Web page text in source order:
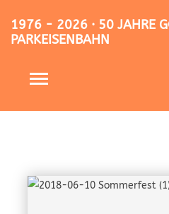
1976 - 2026 · 50 JAHRE
PARKEISENBAHN